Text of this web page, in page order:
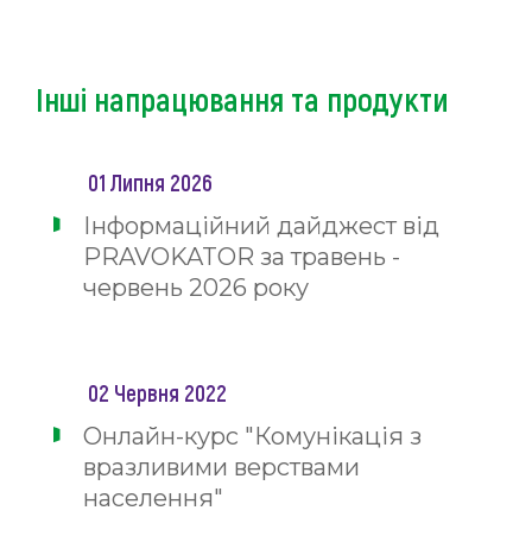
Інші напрацювання та продукти
01 Липня 2026
Інформаційний дайджест від
PRAVOKATOR за травень -
червень 2026 року
02 Червня 2022
Онлайн-курс "Комунікація з
вразливими верствами
населення"